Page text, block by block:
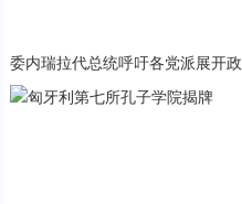
委内瑞拉代总统呼吁各党派展开政